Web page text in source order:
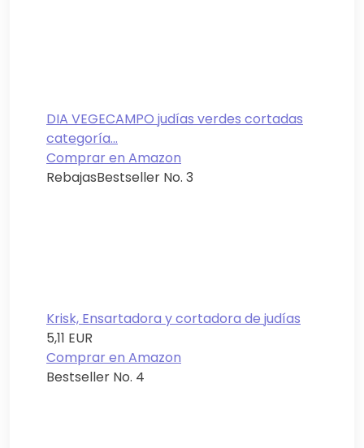
DIA VEGECAMPO judías verdes cortadas
categoría...
Comprar en Amazon
RebajasBestseller No. 3
Krisk, Ensartadora y cortadora de judías
5,11 EUR
Comprar en Amazon
Bestseller No. 4